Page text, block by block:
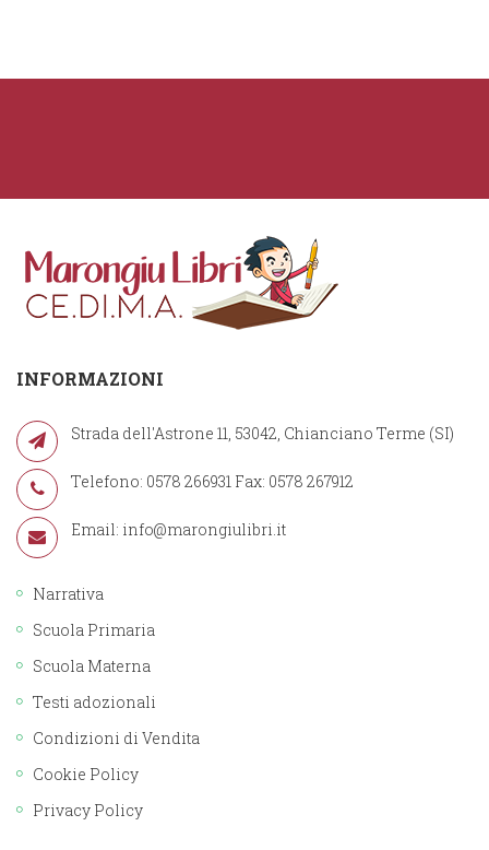
INFORMAZIONI
Strada dell'Astrone 11, 53042, Chianciano Terme (SI)
Telefono: 0578 266931 Fax: 0578 267912
Email: info@marongiulibri.it
Narrativa
Scuola Primaria
Scuola Materna
Testi adozionali
Condizioni di Vendita
Cookie Policy
Privacy Policy